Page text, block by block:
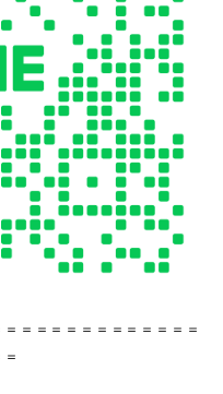
＝＝＝＝＝＝＝＝＝＝＝＝